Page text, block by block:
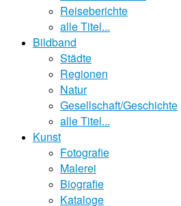
Reiseberichte
alle Titel...
Bildband
Städte
Regionen
Natur
Gesellschaft/Geschichte
alle Titel...
Kunst
Fotografie
Malerei
Biografie
Kataloge